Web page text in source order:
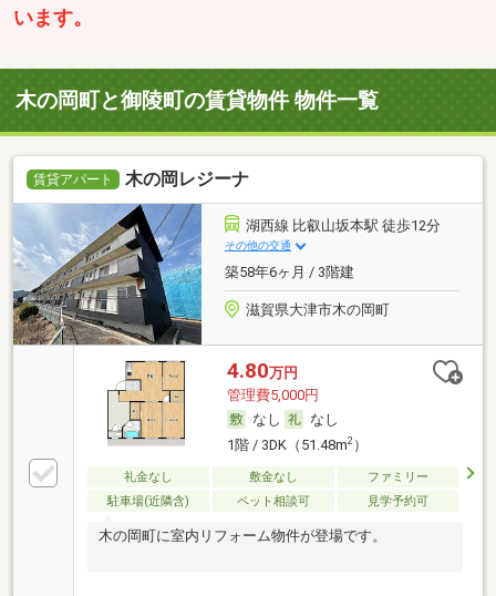
います。
木の岡町と御陵町の賃貸物件 物件一覧
賃貸アパート 木の岡レジーナ
湖西線 比叡山坂本駅 徒歩12分
その他の交通
築58年6ヶ月 / 3階建
滋賀県大津市木の岡町
4.80万円
管理費5,000円
なし
なし
1階 / 3DK（51.48m2）
礼金なし 敷金なし
ファミリー
駐車場(近隣含)
ペット相談可 見学予約可
木の岡町に室内リフォーム物件が登場です。